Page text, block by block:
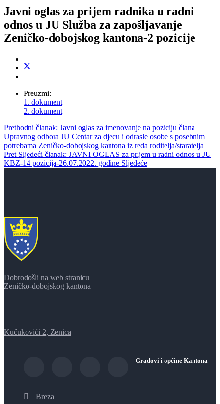
Javni oglas za prijem radnika u radni
odnos u JU Služba za zapošljavanje
Zeničko-dobojskog kantona-2 pozicije
Preuzmi:
1. dokument
2. dokument
Prethodni članak: Javni oglas za imenovanje na poziciju člana
Upravnog odbora JU Centar za djecu i odrasle osobe s posebnim
potrebama Zeničko-dobojskog kantona iz reda roditelja/staratelja
Pret Sljedeći članak: JAVNI OGLAS za prijem u radni odnos u JU
KBZ-14 pozicija-26.07.2022. godine Sljedeće
Dobrodošli na web stranicu
Zeničko-dobojskog kantona
Kučukovići 2, Zenica
Gradovi i općine Kantona
Breza